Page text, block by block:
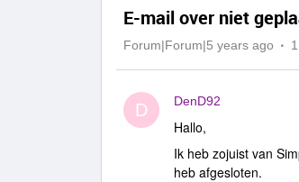
E-mail over niet
Forum|Forum|5 years ago
D DenD92
Hallo,
Ik heb zojuist van
heb afgesloten.